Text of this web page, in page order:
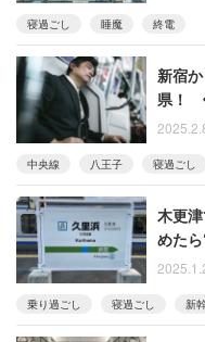
寝過ごし 睡魔 終電
新宿
県！
る」
中央線 八王子 寝過ごし
木更
めた
乗り過ごし 寝過ごし 新